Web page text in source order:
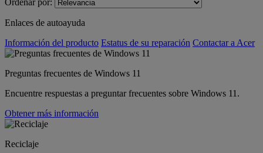
Ordenar por:
Enlaces de autoayuda
Información del producto Estatus de su reparación Contactar a Acer
Preguntas frecuentes de Windows 11
Encuentre respuestas a preguntar frecuentes sobre Windows 11.
Obtener más información
Reciclaje